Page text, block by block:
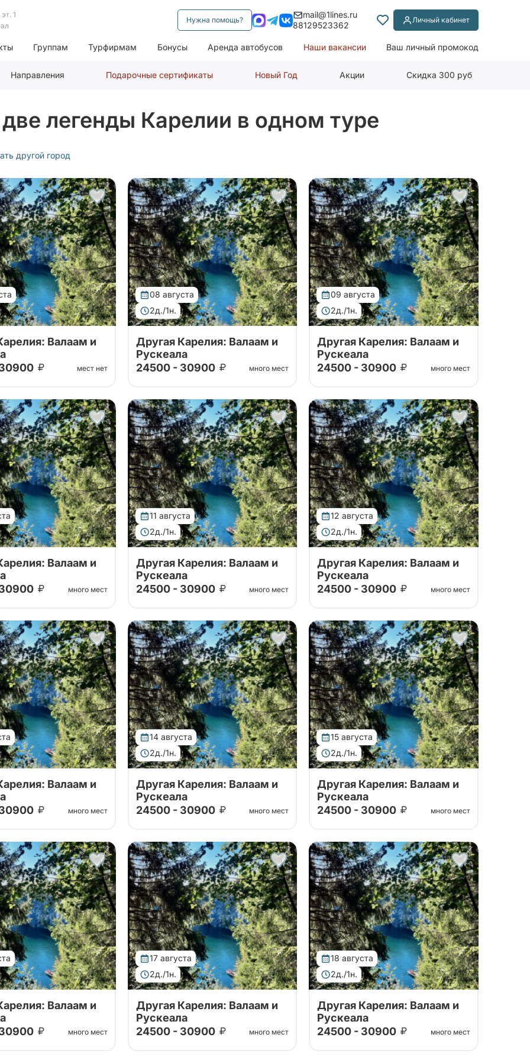
1
Нужна помощь?
mail@1lines.ru
88129523362
Личный кабинет
Группам Турфирмам Бонусы Аренда автобусов Наши вакансии Ваш личный промокод
Направления Подарочные сертификаты Новый Год Акции Скидка 300 руб
легенды Карелии в одном туре
другой город
парк Рускеала, к
Ахвенкоски.
карельское чаепитие
автобусе.
Валаам и
мест нет
08 августа
2д./1н.
Валаам, в горный парк Рускеала, к
водопадам Ахвенкоски.
Ретропоезд, карельское чаепитие
за 2 дня на автобусе.
Другая Карелия: Валаам и
Рускеала
24500 - 30900
много мест
09 августа
2д./1н.
Валаам, в горный парк Рускеала, к
водопадам Ахвенкоски.
Ретропоезд, карельское чаепитие
за 2 дня на автобусе.
Другая Карелия: Валаам и
Рускеала
24500 - 30900
много мест
парк Рускеала, к
Ахвенкоски.
карельское чаепитие
автобусе.
Валаам и
много мест
11 августа
2д./1н.
Валаам, в горный парк Рускеала, к
водопадам Ахвенкоски.
Ретропоезд, карельское чаепитие
за 2 дня на автобусе.
Другая Карелия: Валаам и
Рускеала
24500 - 30900
много мест
12 августа
2д./1н.
Валаам, в горный парк Рускеала, к
водопадам Ахвенкоски.
Ретропоезд, карельское чаепитие
за 2 дня на автобусе.
Другая Карелия: Валаам и
Рускеала
24500 - 30900
много мест
парк Рускеала, к
Ахвенкоски.
карельское чаепитие
автобусе.
Валаам и
много мест
14 августа
2д./1н.
Валаам, в горный парк Рускеала, к
водопадам Ахвенкоски.
Ретропоезд, карельское чаепитие
за 2 дня на автобусе.
Другая Карелия: Валаам и
Рускеала
24500 - 30900
много мест
15 августа
2д./1н.
Валаам, в горный парк Рускеала, к
водопадам Ахвенкоски.
Ретропоезд, карельское чаепитие
за 2 дня на автобусе.
Другая Карелия: Валаам и
Рускеала
24500 - 30900
много мест
Валаам и
много мест
17 августа
2д./1н.
Другая Карелия: Валаам и
Рускеала
24500 - 30900
много мест
18 августа
2д./1н.
Другая Карелия: Валаам и
Рускеала
24500 - 30900
много мест